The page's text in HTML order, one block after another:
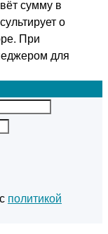
сумму в
о
При
для
политикой